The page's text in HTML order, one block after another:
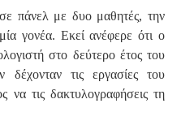
πάνελ με δυο μαθητές, την
γονέα. Εκεί ανέφερε ότι ο
στο δεύτερο έτος του
δέχονταν τις εργασίες του
να τις δακτυλογραφήσεις τη